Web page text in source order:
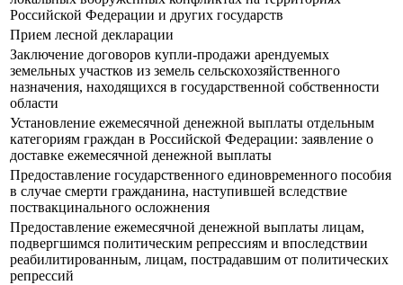
Российской Федерации и других государств
Прием лесной декларации
Заключение договоров купли-продажи арендуемых
земельных участков из земель сельскохозяйственного
назначения, находящихся в государственной собственности
области
Установление ежемесячной денежной выплаты отдельным
категориям граждан в Российской Федерации: заявление о
доставке ежемесячной денежной выплаты
Предоставление государственного единовременного пособия
в случае смерти гражданина, наступившей вследствие
поствакцинального осложнения
Предоставление ежемесячной денежной выплаты лицам,
подвергшимся политическим репрессиям и впоследствии
реабилитированным, лицам, пострадавшим от политических
репрессий